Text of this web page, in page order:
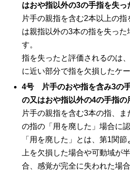
はおや指以外の3の手指を失っ
片手の親指を含む2本以上の指
は親指以外の3本の指を失った
す。
指を失ったと評価されるのは
に近い部分で指を欠損したケー
4号 片手のおや指を含み3の
の又はおや指以外の4の手指の
片手の親指を含む3本の指、ま
の指の「用を廃した」場合に認
「用を廃した」とは、第1関節
上を欠損した場合や可動域が
合、感覚が完全に失われた場